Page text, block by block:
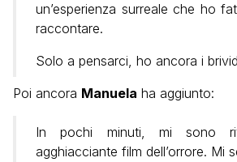
un’esperienza surreale che ho
raccontare.
Solo a pensarci, ho ancora i
Poi ancora Manuela ha aggiunto:
In pochi minuti, mi sono
agghiacciante film dell’orrore. Mi